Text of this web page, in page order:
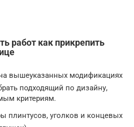
работ как прикрепить
вышеуказанных модификациях
подходящий по дизайну,
критериям.
плинтусов, уголков и концевых